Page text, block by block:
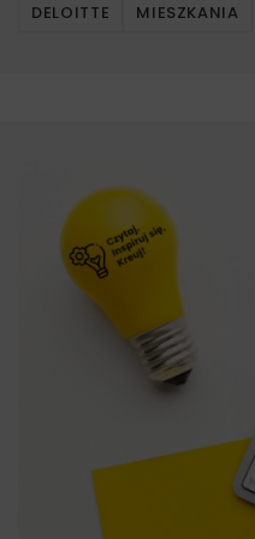
DELOITTE MIESZKANIA